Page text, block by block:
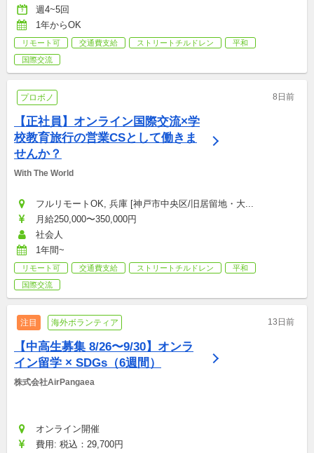
週4~5回
1年からOK
リモート可 交通費支給 ストリートチルドレン
平和
国際交流
プロボノ 8日前
【正社員】オンライン国際交流×学
校教育旅行の営業CSとして働きま
せんか？
With The World
フルリモートOK, 兵庫 [神戸市中央区/旧居留地・大...
月給250,000〜350,000円
社会人
1年間~
リモート可 交通費支給 ストリートチルドレン
平和
国際交流
注目 海外ボランティア 13日前
【中高生募集 8/26〜9/30】オンラ
イン留学 × SDGs（6週間）
株式会社AirPangaea
オンライン開催
費用: 税込：29,700円